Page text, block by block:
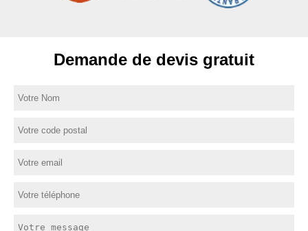
Demande de devis gratuit